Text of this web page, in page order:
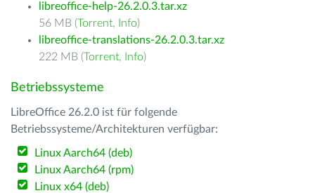
libreoffice-help-26.2.0.3.tar.xz
56 MB (Torrent, Info)
libreoffice-translations-26.2.0.3.tar.xz
222 MB (Torrent, Info)
Betriebssysteme
LibreOffice 26.2.0 ist für folgende
Betriebssysteme/Architekturen verfügbar:
Linux Aarch64 (deb)
Linux Aarch64 (rpm)
Linux x64 (deb)